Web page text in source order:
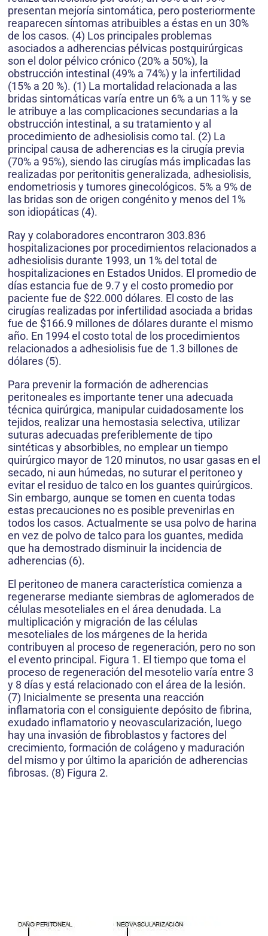
presentan mejoría sintomática, pero posteriormente
reaparecen síntomas atribuibles a éstas en un 30%
de los casos. (4) Los principales problemas
asociados a adherencias pélvicas postquirúrgicas
son el dolor pélvico crónico (20% a 50%), la
obstrucción intestinal (49% a 74%) y la infertilidad
(15% a 20 %). (1) La mortalidad relacionada a las
bridas sintomáticas varía entre un 6% a un 11% y se
le atribuye a las complicaciones secundarias a la
obstrucción intestinal, a su tratamiento y al
procedimiento de adhesiolisis como tal. (2) La
principal causa de adherencias es la cirugía previa
(70% a 95%), siendo las cirugías más implicadas las
realizadas por peritonitis generalizada, adhesiolisis,
endometriosis y tumores ginecológicos. 5% a 9% de
las bridas son de origen congénito y menos del 1%
son idiopáticas (4).
Ray y colaboradores encontraron 303.836
hospitalizaciones por procedimientos relacionados a
adhesiolisis durante 1993, un 1% del total de
hospitalizaciones en Estados Unidos. El promedio de
días estancia fue de 9.7 y el costo promedio por
paciente fue de $22.000 dólares. El costo de las
cirugías realizadas por infertilidad asociada a bridas
fue de $166.9 millones de dólares durante el mismo
año. En 1994 el costo total de los procedimientos
relacionados a adhesiolisis fue de 1.3 billones de
dólares (5).
Para prevenir la formación de adherencias
peritoneales es importante tener una adecuada
técnica quirúrgica, manipular cuidadosamente los
tejidos, realizar una hemostasia selectiva, utilizar
suturas adecuadas preferiblemente de tipo
sintéticas y absorbibles, no emplear un tiempo
quirúrgico mayor de 120 minutos, no usar gasas en el
secado, ni aun húmedas, no suturar el peritoneo y
evitar el residuo de talco en los guantes quirúrgicos.
Sin embargo, aunque se tomen en cuenta todas
estas precauciones no es posible prevenirlas en
todos los casos. Actualmente se usa polvo de harina
en vez de polvo de talco para los guantes, medida
que ha demostrado disminuir la incidencia de
adherencias (6).
El peritoneo de manera característica comienza a
regenerarse mediante siembras de aglomerados de
células mesoteliales en el área denudada. La
multiplicación y migración de las células
mesoteliales de los márgenes de la herida
contribuyen al proceso de regeneración, pero no son
el evento principal. Figura 1. El tiempo que toma el
proceso de regeneración del mesotelio varía entre 3
y 8 días y está relacionado con el área de la lesión.
(7) Inicialmente se presenta una reacción
inflamatoria con el consiguiente depósito de fibrina,
exudado inflamatorio y neovascularización, luego
hay una invasión de fibroblastos y factores del
crecimiento, formación de colágeno y maduración
del mismo y por último la aparición de adherencias
fibrosas. (8) Figura 2.